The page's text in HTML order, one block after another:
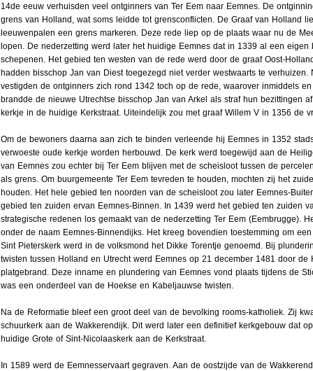
14de eeuw verhuisden veel ontginners van Ter Eem naar Eemnes. De
grens van Holland, wat soms leidde tot grensconflicten. De Graaf van Holland
leeuwenpalen een grens markeren. Deze rede liep op de plaats waar nu de
lopen. De nederzetting werd later het huidige Eemnes dat in 1339 al een eigen
schepenen. Het gebied ten westen van de rede werd door de graaf Oost-
hadden bisschop Jan van Diest toegezegd niet verder westwaarts te
vestigden de ontginners zich rond 1342 toch op de rede, waarover inmiddels
brandde de nieuwe Utrechtse bisschop Jan van Arkel als straf hun bezittingen
kerkje in de huidige Kerkstraat. Uiteindelijk zou met graaf Willem V in 1356 de
Om de bewoners daarna aan zich te binden verleende hij Eemnes in 1352
verwoeste oude kerkje worden herbouwd. De kerk werd toegewijd aan de
van Eemnes zou echter bij Ter Eem blijven met de scheisloot tussen de
als grens. Om buurgemeente Ter Eem tevreden te houden, mochten zij het
houden. Het hele gebied ten noorden van de scheisloot zou later Eemnes-
gebied ten zuiden ervan Eemnes-Binnen. In 1439 werd het gebied ten zuiden
strategische redenen los gemaakt van de nederzetting Ter Eem (Eembrugge).
onder de naam Eemnes-Binnendijks. Het kreeg bovendien toestemming om
Sint Pieterskerk werd in de volksmond het Dikke Torentje genoemd. Bij
twisten tussen Holland en Utrecht werd Eemnes op 21 december 1481 door de
platgebrand. Deze inname en plundering van Eemnes vond plaats tijdens de
was een onderdeel van de Hoekse en Kabeljauwse twisten.
Na de Reformatie bleef een groot deel van de bevolking rooms-katholiek. Zij
schuurkerk aan de Wakkerendijk. Dit werd later een definitief kerkgebouw dat
huidige Grote of Sint-Nicolaaskerk aan de Kerkstraat.
In 1589 werd de Eemnesservaart gegraven. Aan de oostzijde van de